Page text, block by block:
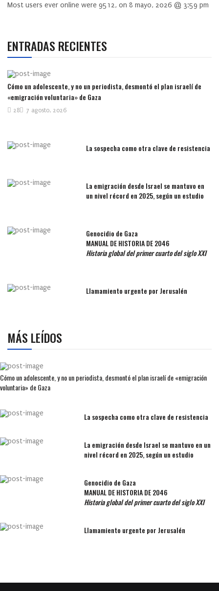
Most users ever online were 9512, on 8 mayo, 2026 @ 3:59 pm
ENTRADAS RECIENTES
Cómo un adolescente, y no un periodista, desmontó el plan israelí de
«emigración voluntaria» de Gaza
7 agosto, 2026
28
La sospecha como otra clave de resistencia
La emigración desde Israel se mantuvo en
un nivel récord en 2025, según un estudio
Genocidio de Gaza
MANUAL DE HISTORIA DE 2046
Historia global del primer cuarto del siglo XXI
Llamamiento urgente por Jerusalén
MÁS LEÍDOS
Cómo un adolescente, y no un periodista, desmontó el plan israelí de «emigración
voluntaria» de Gaza
La sospecha como otra clave de resistencia
La emigración desde Israel se mantuvo en un
nivel récord en 2025, según un estudio
Genocidio de Gaza
MANUAL DE HISTORIA DE 2046
Historia global del primer cuarto del siglo XXI
Llamamiento urgente por Jerusalén